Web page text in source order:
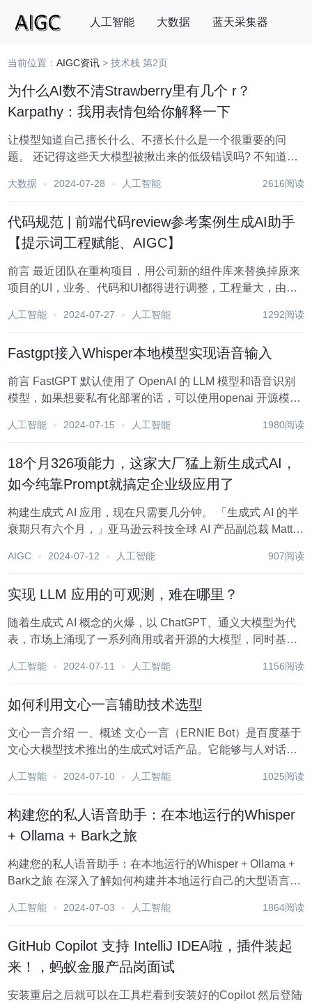
人工智能 大数据 蓝天采集器
搜索
当前位置：AIGC资讯 > 技术栈 第2页
为什么AI数不清Strawberry里有几个 r？
Karpathy：我用表情包给你解释一下
让模型知道自己擅长什么、不擅长什么是一个很重要的问
题。 还记得这些天大模型被揪出来的低级错误吗? 不知道
r…… 每每被发现一个弱点，大模型都只能接受人们的无情嘲
大数据 2024-07-28 人工智能 2616阅读
代码规范 | 前端代码review参考案例生成AI助手
【提示词工程赋能、AIGC】
前言 最近团队在重构项目，用公司新的组件库来替换掉原来
项目的UI，业务、代码和UI都得进行调整，工程量大，由于
格和规范，我提出可以写一个前端代码review参考案例文
人工智能 2024-07-27 人工智能 1292阅读
Fastgpt接入Whisper本地模型实现语音输入
前言 FastGPT 默认使用了 OpenAI 的 LLM 模型和语音识别
模型，如果想要私有化部署的话，可以使用openai 开源模型
模型下载使用》 开源项目地址 ： 兼容op...
人工智能 2024-07-15 人工智能 1980阅读
18个月326项能力，这家大厂猛上新生成式AI，
如今纯靠Prompt就搞定企业级应用了
构建生成式 AI 应用，现在只需要几分钟。 「生成式 AI 的半
衰期只有六个月，」亚马逊云科技全球 AI 产品副总裁 Matt
地之间的距离，已经不能用「远」或「近」完全概括。 狂热
AIGC 2024-07-12 人工智能 907阅读
实现 LLM 应用的可观测，难在哪里？
随着生成式 AI 概念的火爆，以 ChatGPT、通义大模型为代
表，市场上涌现了一系列商用或者开源的大模型，同时基于
务场景也越来越多。 众所周知，LLM 包含数十亿甚至万亿级
人工智能 2024-07-11 人工智能 1156阅读
如何利用文心一言辅助技术选型
文心一言介绍 一、概述 文心一言（ERNIE Bot）是百度基于
文心大模型技术推出的生成式对话产品。它能够与人对话互
知识和灵感。 二、技术特点 1. 大模型技术 文心大模型：文
人工智能 2024-07-10 人工智能 1025阅读
构建您的私人语音助手：在本地运行的Whisper
+ Ollama + Bark之旅
构建您的私人语音助手：在本地运行的Whisper + Ollama +
Bark之旅 在深入了解如何构建并本地运行自己的大型语言模
能，还赋予其听和说的能力。想象一下拥有如电影《钢铁
人工智能 2024-07-03 人工智能 1864阅读
GitHub Copilot 支持 IntelliJ IDEA啦，插件装起
来！，蚂蚁金服产品岗面试
安装重启之后就可以在工具栏看到安装好的Copilot 然后登陆